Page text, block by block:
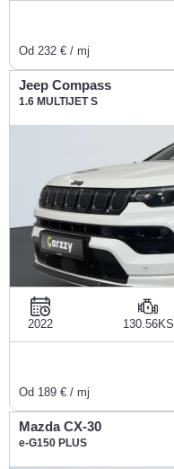
Od 232 € / mj
Jeep Compass
1.6 MULTIJET S
2022 130.56KS
Od 189 € / mj
Mazda CX-30
e-G150 PLUS